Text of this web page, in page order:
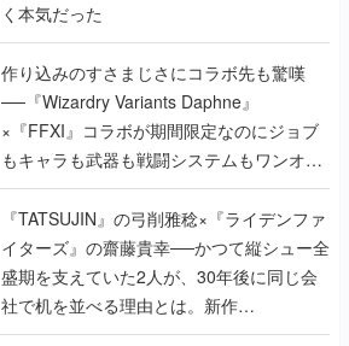
く本気だった
作り込みのすさまじさにコラボ先も驚嘆
──『Wizardry Variants Daphne』
×『FFXI』コラボが期間限定なのにジョブ
もキャラも武器も戦闘システムもワンオフ
で作り込まれた理由を両ディレクターに聞
く
『TATSUJIN』の弓削雅稔×『ライデンファ
イターズ』の齋藤貴幸──かつて縦シュー全
盛期を支えていた2人が、30年後に同じ会
社で机を並べる理由とは。新作
『TATSUJIN EXTREME』で初タッグを組